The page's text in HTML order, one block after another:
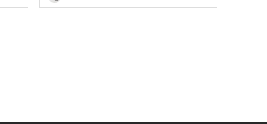
ป
กุหลาบ แต่เราก็ยังไม่เจอน้ำหอมกลิ่นกุหลาบที่